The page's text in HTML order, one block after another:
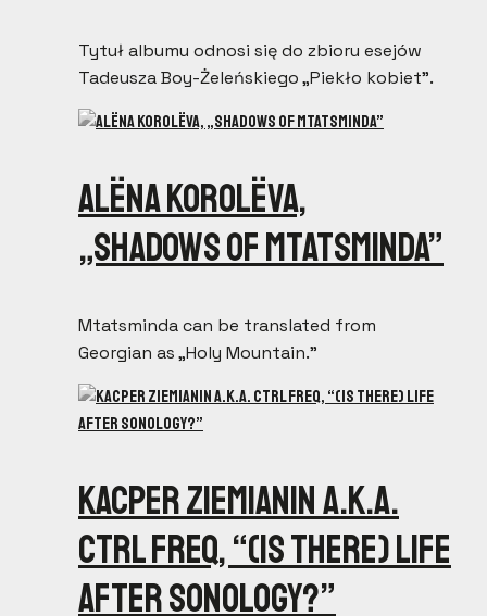
Tytuł albumu odnosi się do zbioru esejów
Tadeusza Boy-Żeleńskiego „Piekło kobiet”.
Alëna Korolëva,
„Shadows of Mtatsminda”
Mtatsminda can be translated from
Georgian as „Holy Mountain.”
Kacper Ziemianin a.k.a.
CTRL FREQ, “(Is There) Life
After Sonology?”